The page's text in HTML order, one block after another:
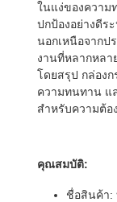
ในแง่ของความ
ปกป้องอย่างดีร
นอกเหนือจากป
งานที่หลากหลา
โดยสรุป กล่อง
ความทนทาน แ
สำหรับความต้อ
คุณสมบัติ:
ชื่อสินค้า: